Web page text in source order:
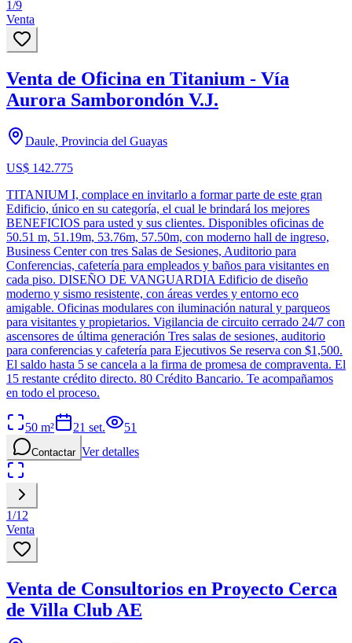
1/9
Venta
Venta de Oficina en Titanium - Vía
Aurora Samborondón V.J.
Daule, Provincia del Guayas
US$ 142.775
TITANIUM I, complace en invitarlo a formar parte de este gran
Edificio, único en su categoría, el cual le brindará los mejores
BENEFICIOS para usted y sus clientes. Disponibles oficinas de
50.51 m, 51.19m, 53.76m, 57.50m, con moderno hall de ingreso,
Business Center con tres Salas de Sesiones, Auditorio para
Conferencias, cafetería para empleados y baños para visitantes en
cada piso. DISEÑO DE VANGUARDIA Edificio de diseño
moderno y sismo resistente, con áreas verdes y entorno eco
amigable. Oficinas modulares con iluminación natural y parqueos
para visitantes y propietarios. Vigilancia de circuito cerrado 24/7 con
ascensores de última generación Tres salas de sesiones, auditorio
para conferencias y cafetería para Ejecutivos Se reserva con $1,500.
El saldo hasta 5 se cancela a la firma de promesa de compraventa. El
15 restante crédito directo. 80 Crédito Bancario. Te acompañamos
en todo el proceso.
50 m² 21 set. 51
Contactar Ver detalles
1/12
Venta
Venta de Consultorios en Proyecto Cerca
de Villa Club AE